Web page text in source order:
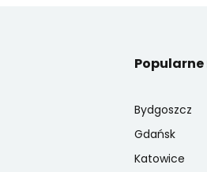
Bydgoszcz
Gdańsk
Katowice